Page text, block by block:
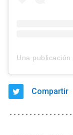
Compartir